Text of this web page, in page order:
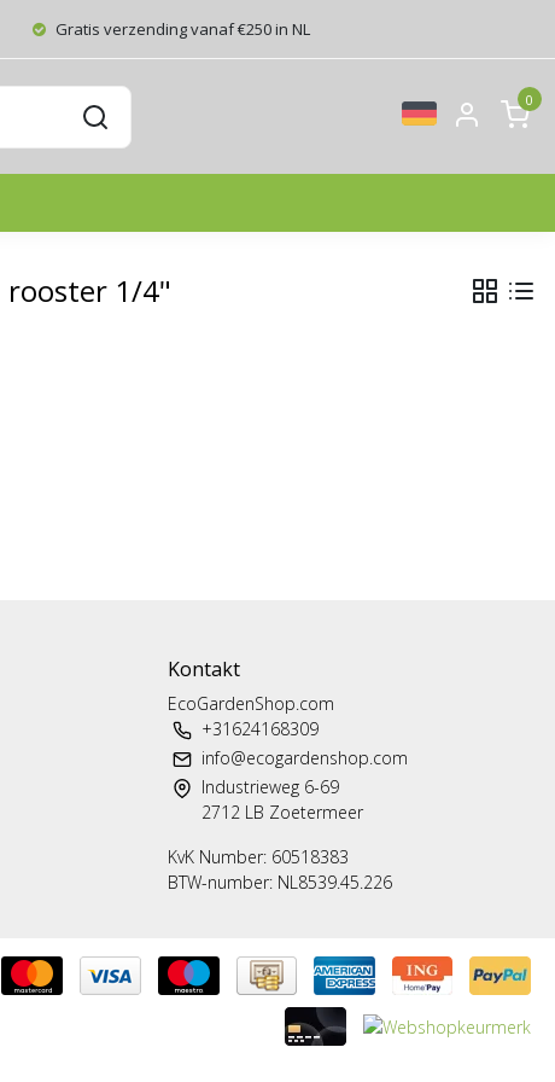
Gratis verzending vanaf €250 in NL
0
rooster 1/4"
Kontakt
EcoGardenShop.com
+31624168309
info@ecogardenshop.com
Industrieweg 6-69
2712 LB Zoetermeer
KvK Number: 60518383
BTW-number: NL8539.45.226